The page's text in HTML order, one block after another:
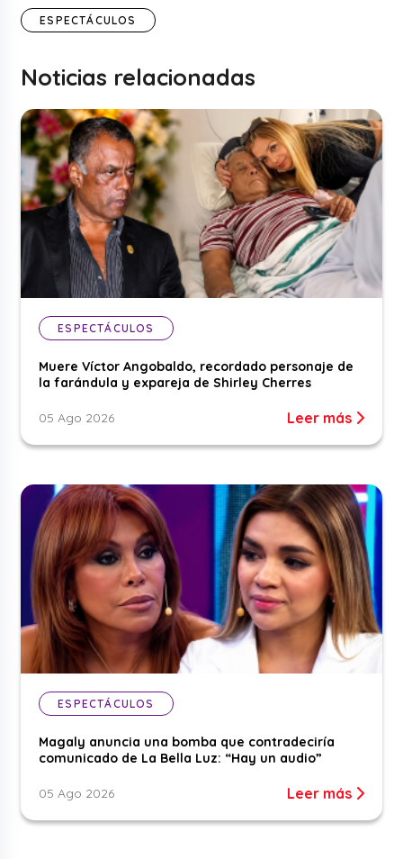
ESPECTÁCULOS
Noticias relacionadas
ESPECTÁCULOS
Muere Víctor Angobaldo, recordado personaje de
la farándula y expareja de Shirley Cherres
05 Ago 2026 Leer más
ESPECTÁCULOS
Magaly anuncia una bomba que contradeciría
comunicado de La Bella Luz: “Hay un audio”
05 Ago 2026 Leer más